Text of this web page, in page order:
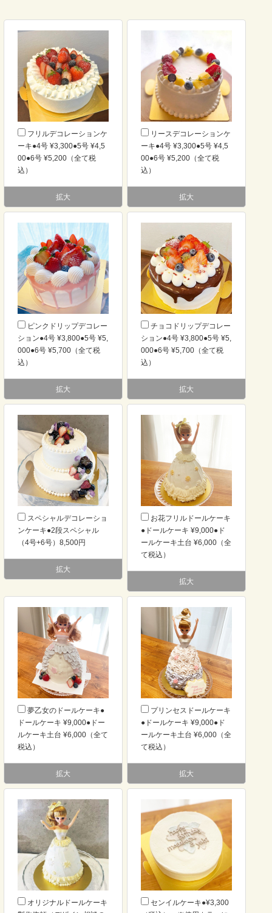
フリルデコレーションケ
ーキ●4号 ¥3,300●5号 ¥4,5
00●6号 ¥5,200（全て税
込）
拡大
リースデコレーションケ
ーキ●4号 ¥3,300●5号 ¥4,5
00●6号 ¥5,200（全て税
込）
拡大
ピンクドリップデコレー
ション●4号 ¥3,800●5号 ¥5,
000●6号 ¥5,700（全て税
込）
拡大
チョコドリップデコレー
ション●4号 ¥3,800●5号 ¥5,
000●6号 ¥5,700（全て税
込）
拡大
スペシャルデコレーショ
ンケーキ●2段スペシャル
（4号+6号）8,500円
拡大
お花フリルドールケーキ
●ドールケーキ ¥9,000●ド
ールケーキ土台 ¥6,000（全
て税込）
拡大
夢乙女のドールケーキ●
ドールケーキ ¥9,000●ドー
ルケーキ土台 ¥6,000（全て
税込）
拡大
プリンセスドールケーキ
●ドールケーキ ¥9,000●ド
ールケーキ土台 ¥6,000（全
て税込）
拡大
オリジナルドールケーキ
センイルケーキ●¥3,300